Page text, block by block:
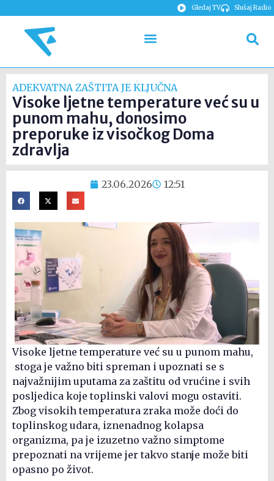
Gledaj TV Slušaj Radio
ADEKVATNA ZAŠTITA JE KLJUČNA
Visoke ljetne temperature već su u
punom mahu, donosimo
preporuke iz visočkog Doma
zdravlja
23.06.2026 12:51
Visoke ljetne temperature već su u punom mahu,
stoga je važno biti spreman i upoznati se s
najvažnijim uputama za zaštitu od vrućine i svih
posljedica koje toplinski valovi mogu ostaviti.
Zbog visokih temperatura zraka može doći do
toplinskog udara, iznenadnog kolapsa
organizma, pa je izuzetno važno simptome
prepoznati na vrijeme jer takvo stanje može biti
opasno po život.